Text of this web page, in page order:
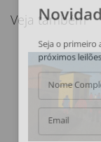
Veja também
Seja o primeiro
próximos
Nome
Email